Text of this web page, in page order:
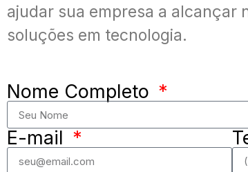
ajudar sua empresa a alcançar
soluções em tecnologia.
Nome Completo
E-mail